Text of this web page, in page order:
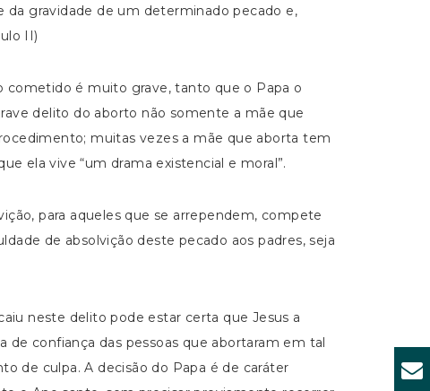
gravidade de um determinado pecado e,
II)
cometido é muito grave, tanto que o Papa o
delito do aborto não somente a mãe que
muitas vezes a mãe que aborta tem
ela vive “um drama existencial e moral”.
para aqueles que se arrependem, compete
de absolvição deste pecado aos padres, seja
neste delito pode estar certa que Jesus a
de confiança das pessoas que abortaram em tal
de culpa. A decisão do Papa é de caráter